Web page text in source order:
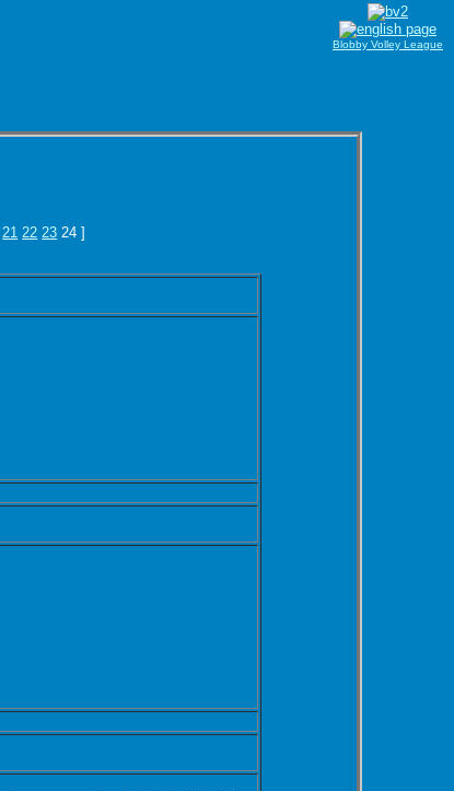
21 22 23 24 ]
Blobby Volley League